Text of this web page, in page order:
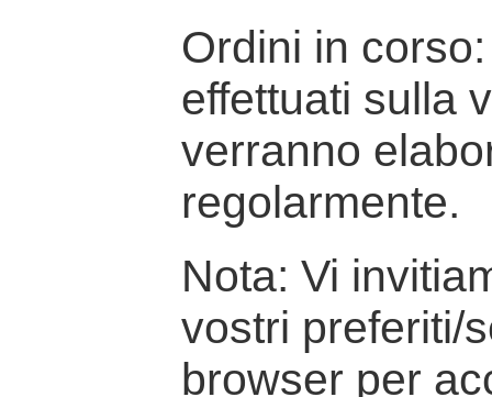
Ordini in
effettuati sulla
verranno
regolarmente.
Nota: Vi
vostri preferiti/
browser per